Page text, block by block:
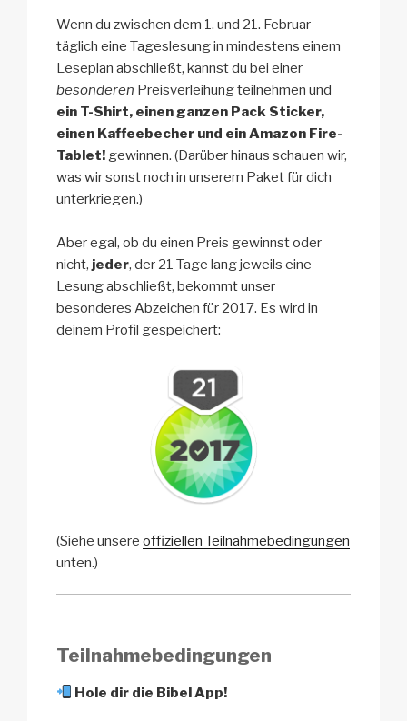
Wenn du zwischen dem 1. und 21. Februar
täglich eine Tageslesung in mindestens einem
Leseplan abschließt, kannst du bei einer
besonderen Preisverleihung teilnehmen und
ein T-Shirt, einen ganzen Pack Sticker,
einen Kaffeebecher und ein Amazon Fire-
Tablet! gewinnen. (Darüber hinaus schauen wir,
was wir sonst noch in unserem Paket für dich
unterkriegen.)
Aber egal, ob du einen Preis gewinnst oder
nicht, jeder, der 21 Tage lang jeweils eine
Lesung abschließt, bekommt unser
besonderes Abzeichen für 2017. Es wird in
deinem Profil gespeichert:
(Siehe unsere offiziellen Teilnahmebedingungen
unten.)
Teilnahmebedingungen
Hole dir die Bibel App!